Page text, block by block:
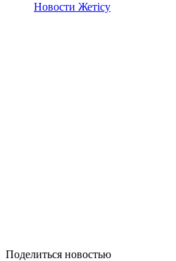
Новости Жетісу
Поделиться новостью